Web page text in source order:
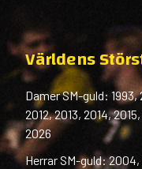
Världens
Damer SM-guld:
2012, 2013, 2014,
2026
Herrar SM-guld: 2004,